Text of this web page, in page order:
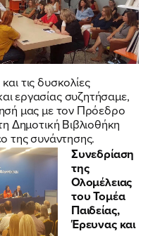
τις δυσκολίες
εργασίας συζητήσαμε,
μας με τον Πρόεδρο
Δημοτική Βιβλιοθήκη
της συνάντησης.
Συνεδρίαση
της
Ολομέλειας
του Τομέα
Παιδείας,
Έρευνας και